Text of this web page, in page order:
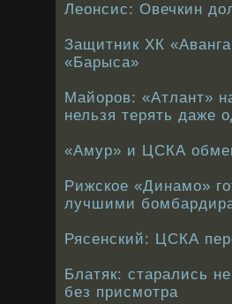
Леонсис: Овечкин
Защитник ХК
«Барыса»
Майоров: «Атлант»
нельзя терять даже
«Амур» и ЦСКА
Рижское «Динамо»
лучшими
Рясенский: ЦСКА
Блатяк: старались
без присмотра